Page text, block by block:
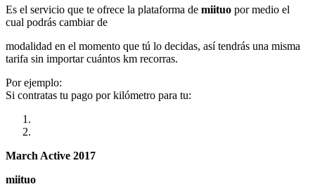
Es el servicio que te ofrece la plataforma de miituo por medio el
cual podrás cambiar de
modalidad en el momento que tú lo decidas, así tendrás una misma
tarifa sin importar cuántos km recorras.
Por ejemplo:
Si contratas tu pago por kilómetro para tu:
March Active 2017
miituo